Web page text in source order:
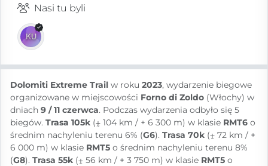
Nasi tu byli
Dolomiti Extreme Trail w roku 2023, wydarzenie biegowe
organizowane w miejscowości Forno di Zoldo (Włochy) w
dniach 9 / 11 czerwca. Podczas wydarzenia odbyło się 5
biegów. Trasa 105k (⨦ 104 km / + 6 300 m) w klasie RMT6 o
średnim nachyleniu terenu 6% (G6). Trasa 70k (⨦ 72 km / +
6 000 m) w klasie RMT5 o średnim nachyleniu terenu 8%
(G8). Trasa 55k (⨦ 56 km / + 3 750 m) w klasie RMT5 o